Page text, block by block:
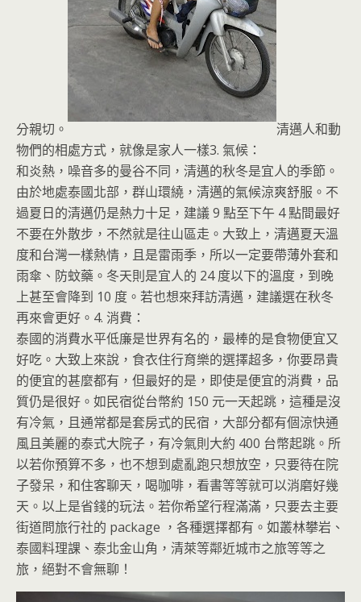
分親切。
清邁人和動
物們的相處方式，就像是家人一樣3. 氣候：
和炎熱，噪音多的曼谷不同，清邁的秋冬是宜人的季節。
由於地處泰國北部，群山環繞，清邁的氣候涼爽舒服。不
過夏日的清邁仍是熱力十足，建議 9 點至下午 4 點間最好
不要在外散步，不然就是往山區走。大致上，清邁夏天溫
度和台灣一樣熱情，且是雷雨季，所以一定要帶薄外套和
雨傘、防蚊藥。冬天則是宜人的 24 度以下的溫度，到晚
上甚至會降到 10 度。若也想來拜訪清邁，建議選在秋冬
再來會更好。 4. 消費：
泰國的消費水平低廉是世界有名的，最棒的是食物便宜又
好吃。大致上來說，食衣住行育樂的選擇超多，你要昂貴
的便宜的甚麼都有，但最好的是，即使是便宜的消費，品
質仍是很好。如民宿從台幣約 150 元一天起跳，這種是沒
有冷氣，且通常都是套房式的民宿，大部分都有個涼快通
風且美麗的泰式大院子，有冷氣則大約 400 台幣起跳。所
以若你預算不多，也不想到處亂跑只想放空，只要待在院
子發呆，和住客聊天，喝咖啡，看書等等就可以消磨好幾
天。以上是省錢的玩法。若你希望行程滿滿，只要去主要
街道問旅行社的 package ，各種選擇都有。如叢林攀岩、
泰國料理課、泰北金山角，清萊等鄰近城市之旅等等之
旅，絕對不會無聊！